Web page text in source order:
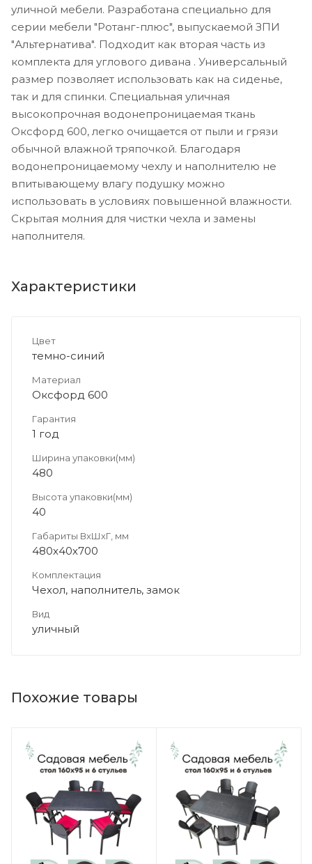
уличной мебели. Разработана специально для
серии мебели "Ротанг-плюс", выпускаемой ЗПИ
"Альтернатива". Подходит как вторая часть из
комплекта для углового дивана . Универсальный
размер позволяет использовать как на сиденье,
так и для спинки. Специальная уличная
высокопрочная водонепроницаемая ткань
Оксфорд 600, легко очищается от пыли и грязи
обычной влажной тряпочкой. Благодаря
водонепроницаемому чехлу и наполнителю не
впитывающему влагу подушку можно
использовать в условиях повышенной влажности.
Скрытая молния для чистки чехла и замены
наполнителя.
Характеристики
Цвет
темно-синий
Материал
Оксфорд 600
Гарантия
1 год
Ширина упаковки(мм)
480
Высота упаковки(мм)
40
Габариты ВхШхГ, мм
480х40х700
Комплектация
Чехол, наполнитель, замок
Вид
уличный
Похожие товары